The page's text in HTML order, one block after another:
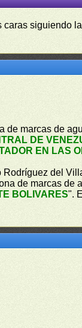
siguiendo
marcas de
DE
EN LAS
Rodríguez del
de marcas de
BOLIVARES".